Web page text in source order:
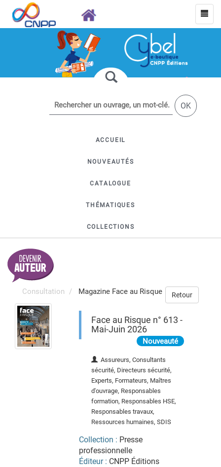
OK
ACCUEIL
NOUVEAUTÉS
CATALOGUE
THÉMATIQUES
COLLECTIONS
Consultation Magazine Face au Risque Retour
Face au Risque n° 613 -
Mai-Juin 2026
Nouveauté
Assureurs, Consultants
sécurité, Directeurs sécurité,
Experts, Formateurs, Maîtres
d'ouvrage, Responsables
formation, Responsables HSE,
Responsables travaux,
Ressources humaines, SDIS
Collection : Presse
professionnelle
Éditeur : CNPP Éditions